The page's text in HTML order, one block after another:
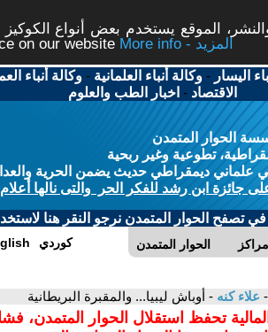
الموقع يستخدم بعض أنواع
on our website
More info - المزيد
اليسار -وكالة أنباء العلمانية -وكالة أنباء
الاقتصاد - اخبار الطب والعلوم
الحوار المتمدن
تطوعية وغير ربحية
ديمقراطي حديث يضمن الحرية
جائزة ابن رشد للفكر الحر والتى نالها
تصفح الحوار المتمدن نرجو النقر هنا
الحوار المتمدن مراكز كوردي
- علاء كنه - أوباش ليبيا... والمقبرة البريطانية
تحفظ استقلال الحوار المتمدن،